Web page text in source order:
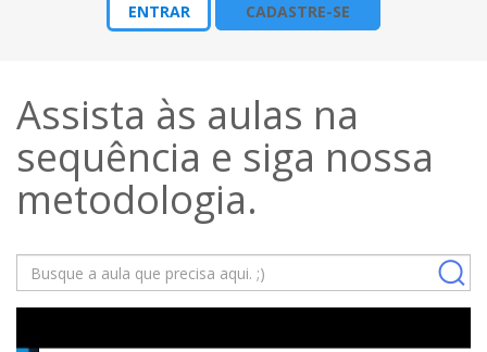
ENTRAR CADASTRE-SE
Assista às aulas na
sequência e siga nossa
metodologia.